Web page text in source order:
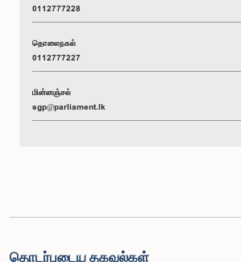
0112777228
தொலைநகல்
0112777227
மின்னஞ்சல்
sgp@parliament.lk
தொடர்புடைய தகவல்கள்